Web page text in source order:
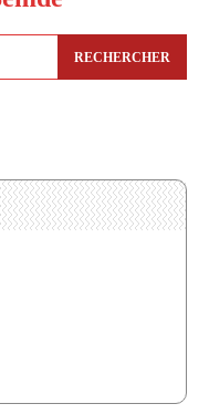
RECHERCHER